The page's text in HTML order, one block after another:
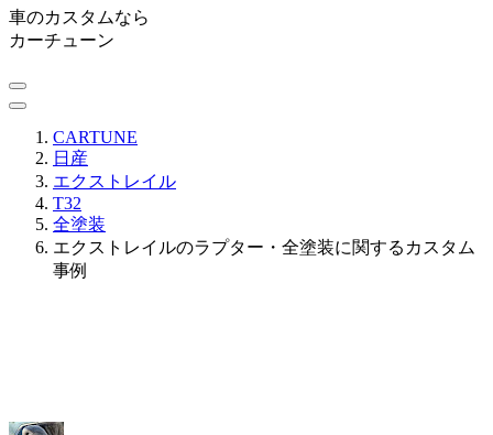
車のカスタムなら
カーチューン
CARTUNE
日産
エクストレイル
T32
全塗装
エクストレイルのラプター・全塗装に関するカスタム
事例